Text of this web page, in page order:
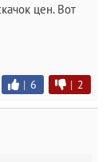
цен. Вот
| 6 | 2